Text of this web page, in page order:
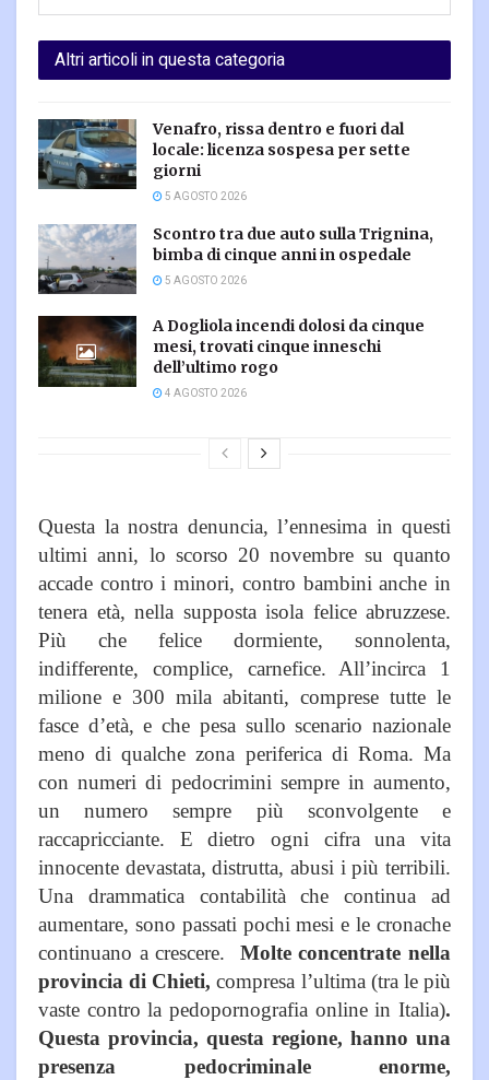
Altri articoli in questa categoria
Venafro, rissa dentro e fuori dal
locale: licenza sospesa per sette
giorni
5 AGOSTO 2026
Scontro tra due auto sulla Trignina,
bimba di cinque anni in ospedale
5 AGOSTO 2026
A Dogliola incendi dolosi da cinque
mesi, trovati cinque inneschi
dell’ultimo rogo
4 AGOSTO 2026
Questa la nostra denuncia, l’ennesima in questi
ultimi anni, lo scorso 20 novembre su quanto
accade contro i minori, contro bambini anche in
tenera età, nella supposta isola felice abruzzese.
Più che felice dormiente, sonnolenta,
indifferente, complice, carnefice. All’incirca 1
milione e 300 mila abitanti, comprese tutte le
fasce d’età, e che pesa sullo scenario nazionale
meno di qualche zona periferica di Roma. Ma
con numeri di pedocrimini sempre in aumento,
un numero sempre più sconvolgente e
raccapricciante. E dietro ogni cifra una vita
innocente devastata, distrutta, abusi i più terribili.
Una drammatica contabilità che continua ad
aumentare, sono passati pochi mesi e le cronache
continuano a crescere.
Molte concentrate nella
provincia di Chieti,compresa l’ultima (tra le più
vaste contro la pedopornografia online in Italia).
Questa provincia, questa regione, hanno una
presenza pedocriminale enorme,